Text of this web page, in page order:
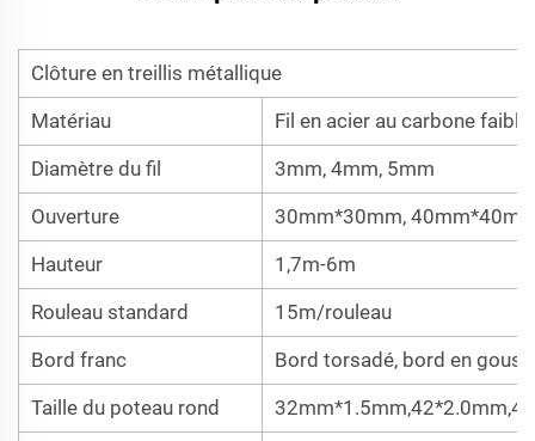
Clôture en treillis métallique
Matériau
Fil en acier au carbone
Diamètre du fil
3mm, 4mm, 5mm
Ouverture
30mm*30mm,
Hauteur
1,7m-6m
Rouleau standard
15m/rouleau
Bord franc
Bord torsadé, bord en
Taille du poteau rond